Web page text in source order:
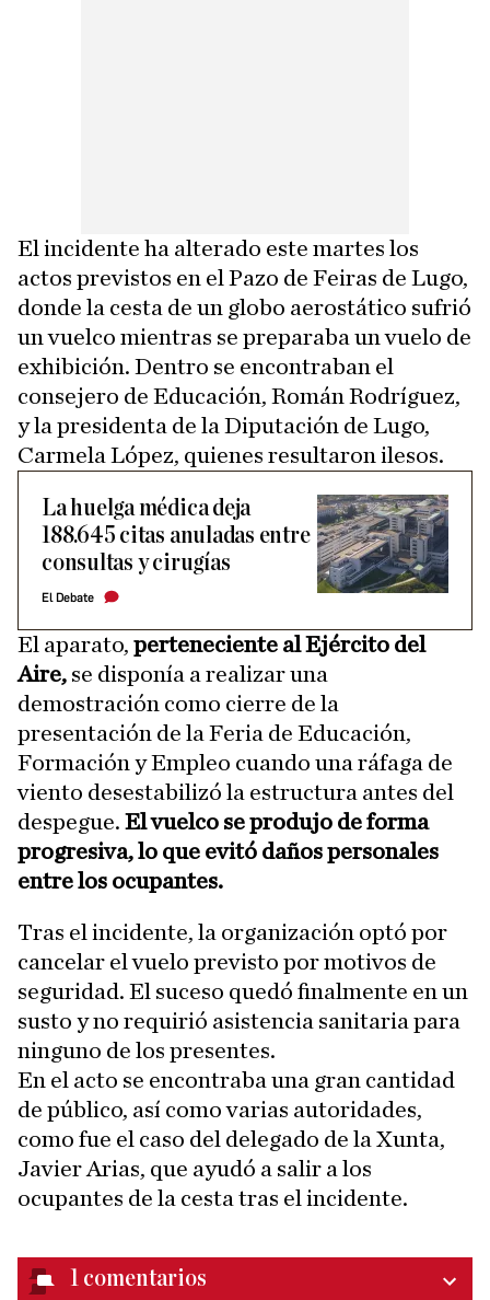
El incidente ha alterado este martes los
actos previstos en el Pazo de Feiras de Lugo,
donde la cesta de un globo aerostático sufrió
un vuelco mientras se preparaba un vuelo de
exhibición. Dentro se encontraban el
consejero de Educación, Román Rodríguez,
y la presidenta de la Diputación de Lugo,
Carmela López, quienes resultaron ilesos.
La huelga médica deja
188.645 citas anuladas entre
consultas y cirugías
El Debate
El aparato, perteneciente al Ejército del
Aire, se disponía a realizar una
demostración como cierre de la
presentación de la Feria de Educación,
Formación y Empleo cuando una ráfaga de
viento desestabilizó la estructura antes del
despegue. El vuelco se produjo de forma
progresiva, lo que evitó daños personales
entre los ocupantes.
Tras el incidente, la organización optó por
cancelar el vuelo previsto por motivos de
seguridad. El suceso quedó finalmente en un
susto y no requirió asistencia sanitaria para
ninguno de los presentes.
En el acto se encontraba una gran cantidad
de público, así como varias autoridades,
como fue el caso del delegado de la Xunta,
Javier Arias, que ayudó a salir a los
ocupantes de la cesta tras el incidente.
1 comentarios